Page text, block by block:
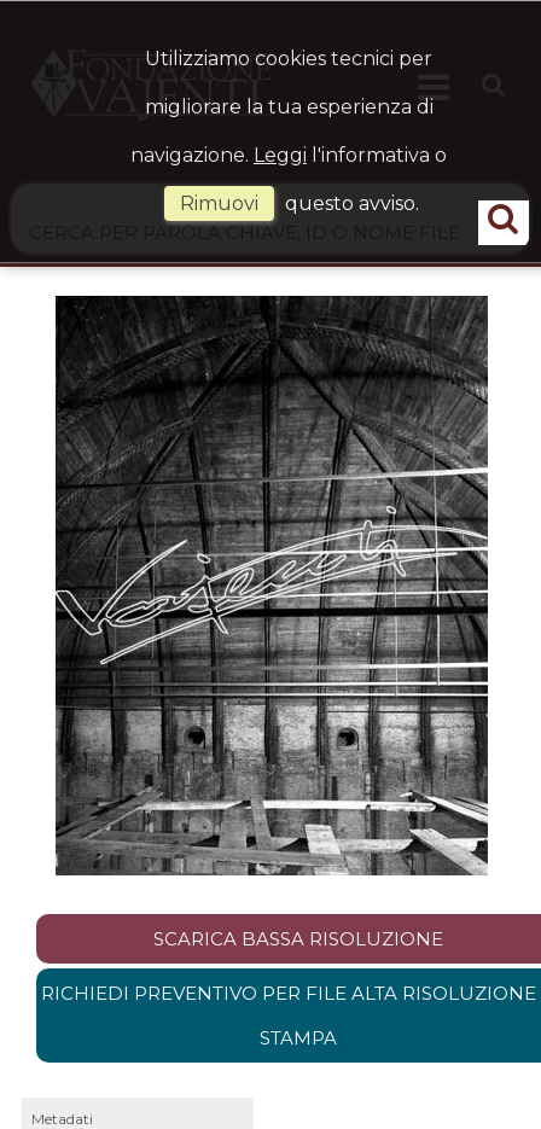
Ste HOME
ARCHIVIO
LOGIN
SCARICA BASSA RISOLUZIONE
RICHIEDI PREVENTIVO PER FILE ALTA RISOLUZIONE
STAMPA
Metadati
Utilizziamo cookies tecnici per
migliorare la tua esperienza di
navigazione. Leggi l'informativa o
Rimuovi questo avviso.